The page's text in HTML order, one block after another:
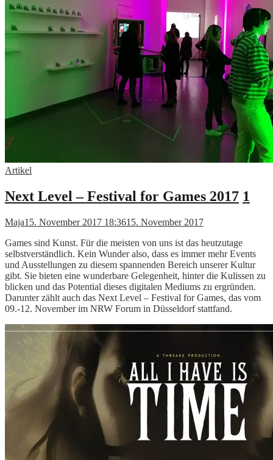
Artikel
Next Level – Festival for Games 2017 1
Maja15. November 2017 18:3615. November 2017
Games sind Kunst. Für die meisten von uns ist das heutzutage
selbstverständlich. Kein Wunder also, dass es immer mehr Events
und Ausstellungen zu diesem spannenden Bereich unserer Kultur
gibt. Sie bieten eine wunderbare Gelegenheit, hinter die Kulissen zu
blicken und das Potential dieses digitalen Mediums zu ergründen.
Darunter zählt auch das Next Level – Festival for Games, das vom
09.-12. November im NRW Forum in Düsseldorf stattfand.